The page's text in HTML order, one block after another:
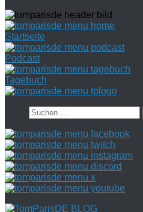
Startseite
Podcast
Tagebuch
Suchen
nach: